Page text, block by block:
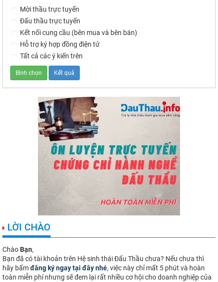
Mời thầu trực tuyến
Đấu thầu trực tuyến
Kết nối cung cầu (bên mua và bên bán)
Hỗ trợ ký hợp đồng điện tử
Tất cả các ý kiến trên
LỜI CHÀO
Chào Bạn,
Bạn đã có tài khoản trên Hệ sinh thái Đấu Thầu chưa? Nếu chưa thì
hãy bấmđăng ký ngay tại đây nhé, việc này chỉ mất 5 phút và hoàn
toàn miễn phí nhưng sẽ đem lại rất nhiều cơ hội cho doanh nghiệp của